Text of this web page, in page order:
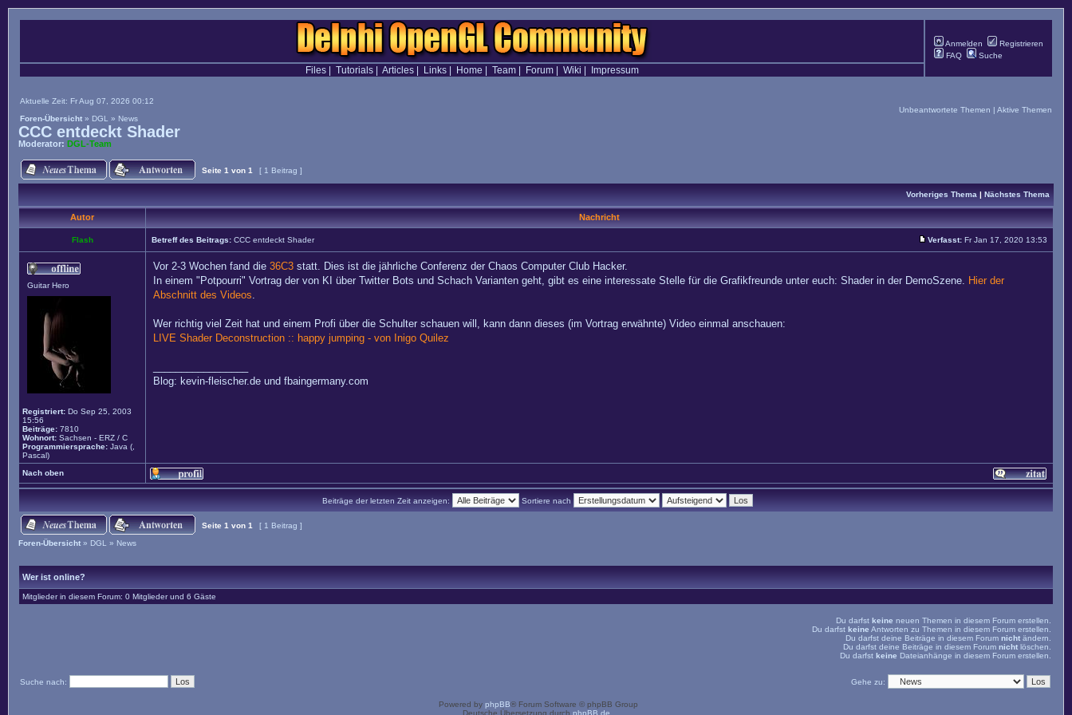
Anmelden
Registrieren
FAQ
Suche
Files| Tutorials| Articles| Links| Home Team| Forum| Wiki Impressum
Aktuelle Zeit: Fr Aug 07, 2026 00:12
Foren-Übersicht » DGL » News
Unbeantwortete Themen | Aktive Themen
CCC entdeckt Shader
Moderator: DGL-Team
Seite 1 von 1 [ 1 Beitrag ]
Vorheriges Thema | Nächstes Thema
Autor Nachricht
Flash Betreff des Beitrags: CCC entdeckt Shader Verfasst: Fr Jan 17, 2020 13:53
Guitar Hero
Registriert: Do Sep 25, 2003
15:56
Beiträge: 7810
Wohnort: Sachsen - ERZ / C
Programmiersprache: Java (,
Pascal)
Vor 2-3 Wochen fand die 36C3 statt. Dies ist die jährliche Conferenz der Chaos Computer Club Hacker.
In einem "Potpourri" Vortrag der von KI über Twitter Bots und Schach Varianten geht, gibt es eine interessate Stelle für die Grafikfreunde unter euch: Shader in der DemoSzene. Hier der
Abschnitt des Videos.
Wer richtig viel Zeit hat und einem Profi über die Schulter schauen will, kann dann dieses (im Vortrag erwähnte) Video einmal anschauen:
LIVE Shader Deconstruction :: happy jumping - von Inigo Quilez
Blog: kevin-fleischer.de und fbaingermany.com
Nach oben
Beiträge der letzten Zeit anzeigen: Sortiere nach
Seite 1 von 1
[ 1 Beitrag ]
Foren-Übersicht » DGL » News
Wer ist online?
Mitglieder in diesem Forum: 0 Mitglieder und 6 Gäste
Du darfst keine neuen Themen in diesem Forum erstellen.
Du darfst keine Antworten zu Themen in diesem Forum erstellen.
Du darfst deine Beiträge in diesem Forum nicht ändern.
Du darfst deine Beiträge in diesem Forum nicht löschen.
Du darfst keine Dateianhänge in diesem Forum erstellen.
Suche nach: Gehe zu:
Powered by phpBB® Forum Software © phpBB Group
Deutsche Übersetzung durch phpBB.de